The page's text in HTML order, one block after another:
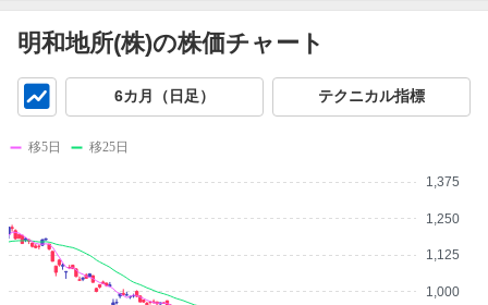
明和地所(株)の株価チャート
6カ月（日足） テクニカル指標
1,000
1,125
1,250
1,375
移5日 移25日